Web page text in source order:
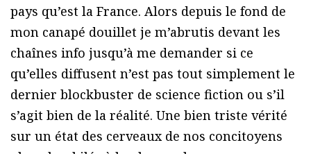
pays qu’est la France. Alors depuis le fond de
mon canapé douillet je m’abrutis devant les
chaînes info jusqu’à me demander si ce
qu’elles diffusent n’est pas tout simplement le
dernier blockbuster de science fiction ou s’il
s’agit bien de la réalité. Une bien triste vérité
sur un état des cerveaux de nos concitoyens